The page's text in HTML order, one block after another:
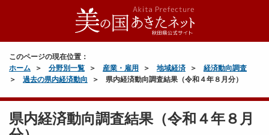
このページの現在位置：
ホーム
分野別一覧 産業・雇用 地域経済
経済動向調査
過去の県内経済動向
県内経済動向調査結果（令和４年８月分）
県内経済動向調査結果（令和４年８月